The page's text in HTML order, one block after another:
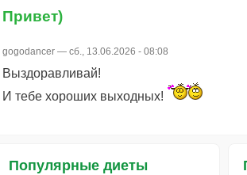
Привет)
gogodancer — сб., 13.06.2026 - 08:08
Выздоравливай!
И тебе хороших выходных!
Популярные диеты